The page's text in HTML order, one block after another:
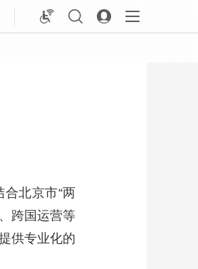
北京市“两
跨国运营等
供专业化的